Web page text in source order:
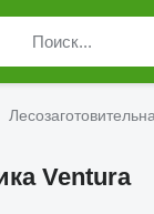
Ventura